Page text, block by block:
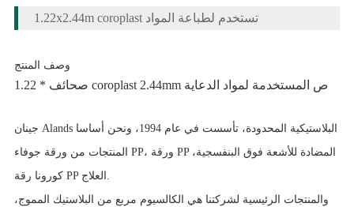
1.22x2.44m coroplast تستخدم لطباعة المواد
وصف المنتج
1.22 * صحائف coroplast 2.44mm ص المستخدمة لمواد الدعاية
جينان Alands البلاستيكية المحدودة، تأسست في عام 1994، ونحن أساسا
المنتجات من ورقة جوفاء PP، ورقة PP المضادة للأشعة فوق البنفسجية،
كورونا رقة PP العلاج.
والمنتجات الرئيسية لشركتنا هي الكالسيوم مربع من البلاستيك المموج،